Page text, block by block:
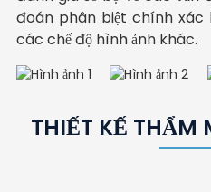
đoán phân biệt chính xác
các chế độ hình ảnh khác.
khí, thường gây ra mụn
và bị tắc nghẽn ngay cả khi
trắng: nấm Malassezia.
được quan sát chủ yếu
bệnh viêm da).
cảm của da và đặc điểm
(chẩn đoán phân biệt các
với hình ảnh phân cực
được sử dụng để quan
da, mụn trứng cá và vết
chẳng hạn như lỗ chân
và nếp nhăn, cho phép
nhiên.
chủ yếu được sử
nám rõ rệt hơn.
vùng da khỏe mạnh, còn
sẫm màu hơn.
hình ảnh đen trắng, nó chủ
sát các đốm da sâu.
và vùng da dầu.
THIẾT KẾ THẨM